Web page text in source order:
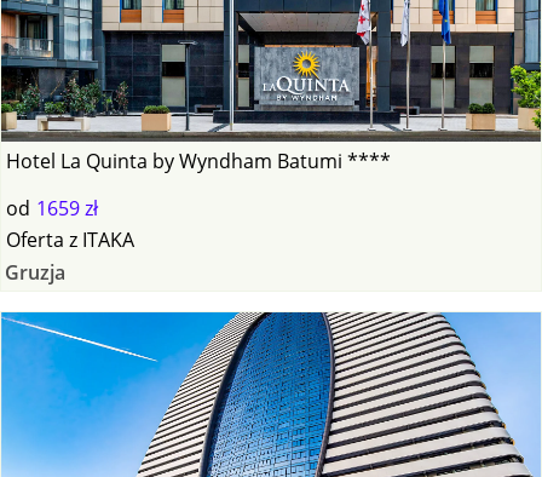
Hotel La Quinta by Wyndham Batumi ****
od 1659 zł
Oferta z ITAKA
Gruzja